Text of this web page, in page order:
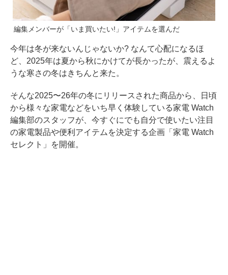
編集メンバーが「いま買いたい!」アイテムを選んだ
今年は冬が来ないんじゃないか? なんて心配になるほ
ど、2025年は夏から秋にかけてが長かったが、震えるよ
うな寒さの冬はきちんと来た。
そんな2025〜26年の冬にリリースされた商品から、日頃
から様々な家電などをいち早く体験している家電 Watch
編集部のスタッフが、今すぐにでも自分で使いたい注目
の家電製品や便利アイテムを決定する企画「家電 Watch
セレクト」を開催。